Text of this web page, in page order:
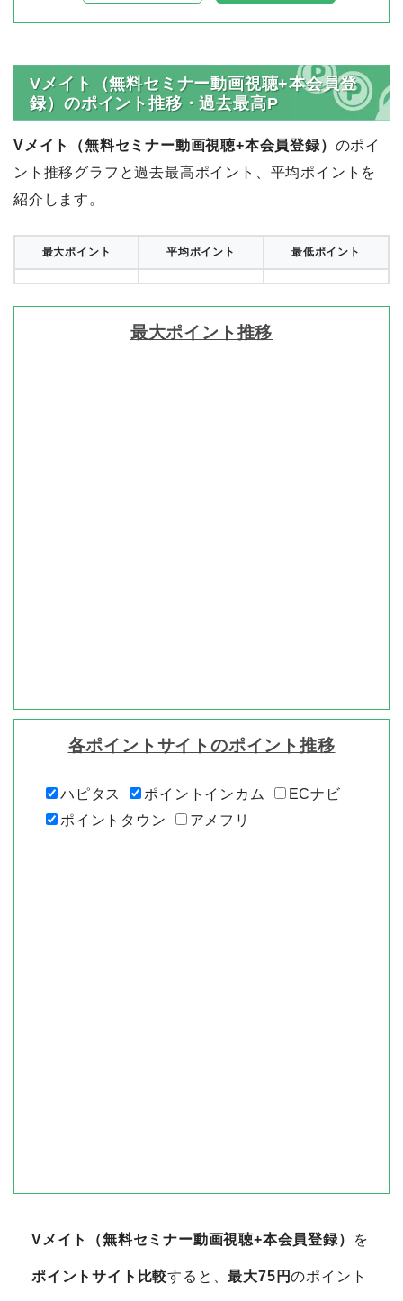
Vメイト（無料セミナー動画視聴+本会員登
録）のポイント推移・過去最高P
Vメイト（無料セミナー動画視聴+本会員登録） のポイ
ント推移グラフと過去最高ポイント、平均ポイントを
紹介します。
最大ポイント 平均ポイント 最低ポイント
最大ポイント推移
各ポイントサイトのポイント推移
ハピタス ポイントインカム
ECナビ
ポイントタウン
アメフリ
Vメイト（無料セミナー動画視聴+本会員登録） を
ポイントサイト比較すると、最大75円のポイント